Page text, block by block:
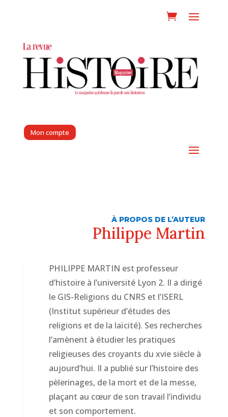
Mon compte
À PROPOS DE L’AUTEUR
Philippe Martin
PHILIPPE MARTIN est professeur
d’histoire à l’université Lyon 2. Il a dirigé
le GIS-Religions du CNRS et l’ISERL
(Institut supérieur d’études des
religions et de la laïcité). Ses recherches
l’amènent à étudier les pratiques
religieuses des croyants du xvie siècle à
aujourd’hui. Il a publié sur l’histoire des
pèlerinages, de la mort et de la messe,
plaçant au cœur de son travail l’individu
et son comportement.